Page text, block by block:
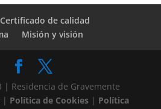
Certificado de calidad
Misión y visión
| Residencia de Gravemente
| Política de Cookies| Política